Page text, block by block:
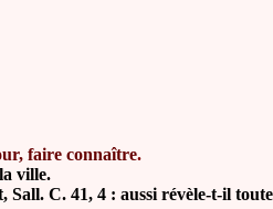
faire connaître.
ville.
C. 41, 4 : aussi révèle-t-il toute